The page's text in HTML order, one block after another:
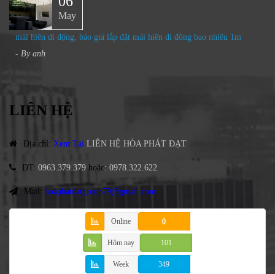
May
mái hiên di động, báo giá lắp đặt mái hiên di động bao nhiêu 1m
- By anh
LIÊN HỆ
Địa chỉ: Xem Tại LIÊN HỆ HÒA PHÁT ĐẠT
ĐT: 0963.379.379 hoặc: 0978.322.622
Mail: hoaphatdatgroup79@gmail.com
Online 0
Hôm nay 101
Week 349